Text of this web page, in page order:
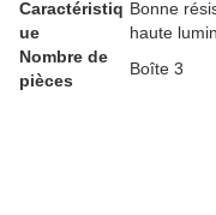
Caractéristiq
ue
Bonne
haute
Nombre de
pièces
Boîte 3